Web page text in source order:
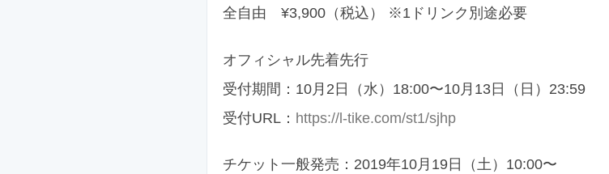
全自由 ¥3,900（税込） ※1ドリンク別途必要
オフィシャル先着先行
受付期間：10月2日（水）18:00〜10月13日（日）23:59
受付URL： https://l-tike.com/st1/sjhp
チケット一般発売：2019年10月19日（土）10:00〜